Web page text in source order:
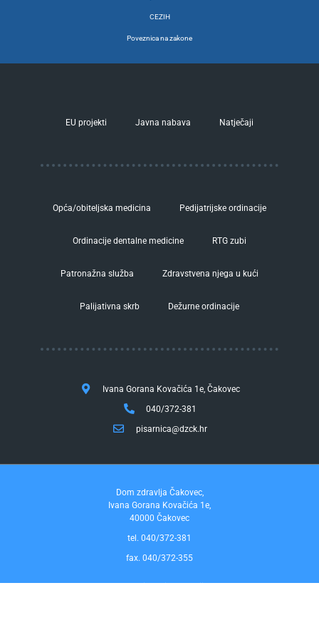
CEZIH
Poveznica na zakone
EU projekti Javna nabava Natječaji
Opća/obiteljska medicina Pedijatrijske ordinacije
Ordinacije dentalne medicine RTG zubi
Patronažna služba Zdravstvena njega u kući
Palijativna skrb Dežurne ordinacije
Ivana Gorana Kovačića 1e, Čakovec
040/372-381
pisarnica@dzck.hr
Dom zdravlja Čakovec,
Ivana Gorana Kovačića 1e,
40000 Čakovec
tel. 040/372-381
fax. 040/372-355
Pravo na pristup informacijama